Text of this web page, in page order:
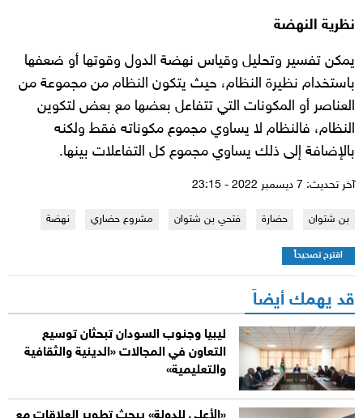
نظرية النهضة
يمكن تفسير وتحليل وقياس نهضة الدول وقوتها أو ضعفها
باستخدام نظيرة النظام، حيث يتكون النظام من مجموعة من
العناصر أو المكونات التي تتفاعل بعضها مع بعض لتكوين
النظام، فالنظام لا يساوي مجموع مكوناته فقط ولكنه
بالإضافة إلى ذلك يساوي مجموع كل التفاعلات بينها.
آخر تحديث: 7 ديسمبر 2022 - 23:15
بن شتوان حضارة فتحي بن شتوان مشروع حضاري نهضة
اقترح تصحيحاً
قد يهمك أيضاً
ليبيا وجنوب السودان تبحثان توسيع
التعاون في المجالات «الدينية والثقافية
والتعليمية»